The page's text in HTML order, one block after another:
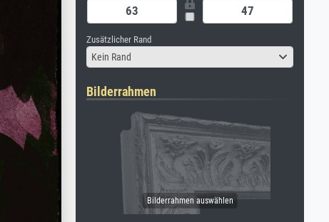
Zusätzlicher Rand
Kein Rand
Bilderrahmen